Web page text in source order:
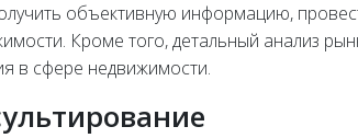
объективную информацию,
Кроме того, детальный анализ
в сфере недвижимости.